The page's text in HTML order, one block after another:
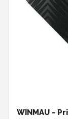
WINMAU -